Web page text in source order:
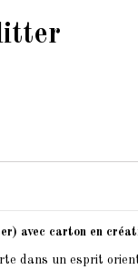
avec carton en
dans un esprit